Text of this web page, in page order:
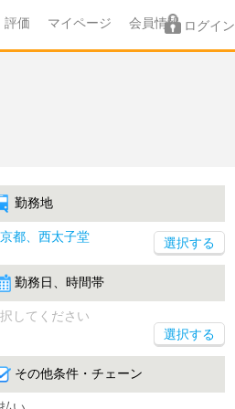
評価 マイページ 会員情報 ログイン
勤務地
都、西太子堂
勤務日、時間帯
してください
選択する
その他条件・チェーン